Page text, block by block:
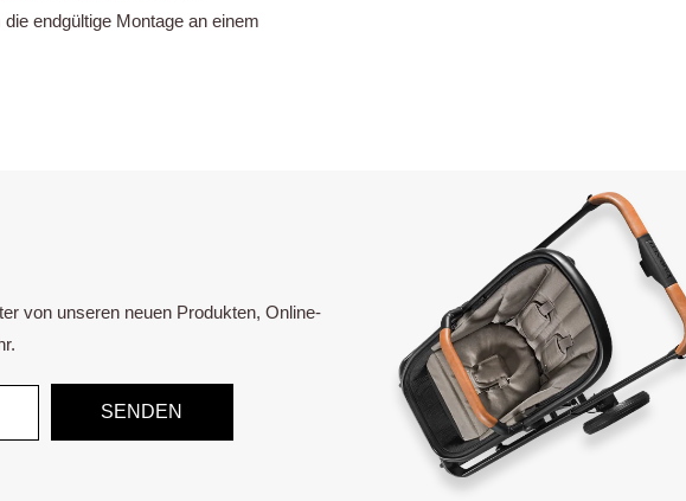
endgültige Montage an einem
von unseren neuen Produkten, Online-
SENDEN